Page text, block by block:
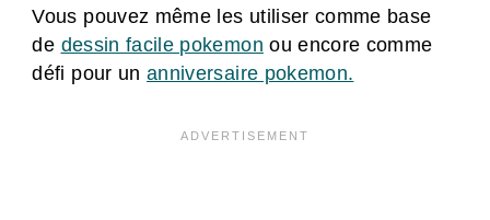
Vous pouvez même les utiliser comme base
de dessin facile pokemon ou encore comme
défi pour unanniversaire pokemon.